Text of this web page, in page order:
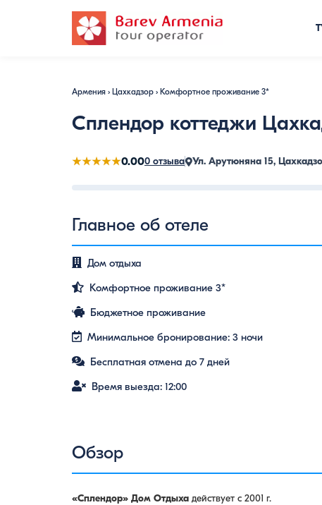
Армения › Цахкадзор › Комфортное проживание 3*
Сплендор коттеджи
★★★★★0.000 отзыва Ул. Арутюняна 15,
Главное об отеле
Дом отдыха
Комфортное проживание 3*
Бюджетное проживание
Минимальное бронирование: 3 ночи
Бесплатная отмена до 7 дней
Время выезда: 12:00
Обзор
«Сплендор» Дом Отдыха действует с 2001 г.